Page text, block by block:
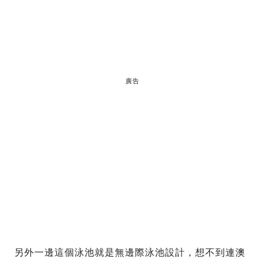
廣告
另外一邊這個泳池就是無邊際泳池設計，想不到連澳